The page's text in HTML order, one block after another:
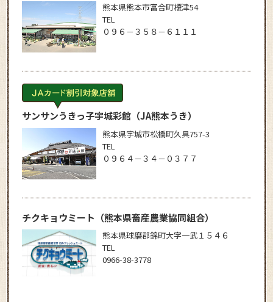
熊本県熊本市富合町榎津54
TEL
０９６－３５８－６１１１
サンサンうきっ子宇城彩館（JA熊本うき）
熊本県宇城市松橋町久具757-3
TEL
０９６４－３４－０３７７
チクキョウミート （熊本県畜産農業協同組合）
熊本県球磨郡錦町大字一武１５４６
TEL
0966-38-3778